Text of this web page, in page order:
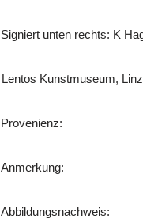
Signiert unten rechts: K
Lentos Kunstmuseum, Linz
Provenienz:
Anmerkung:
Abbildungsnachweis: